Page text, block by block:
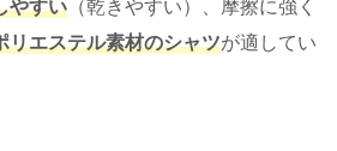
やすい （乾きやすい）、摩擦に強く
リエステル素材のシャツが適してい